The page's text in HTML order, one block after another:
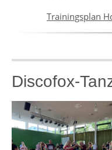
Trainingsplan
Discofox-